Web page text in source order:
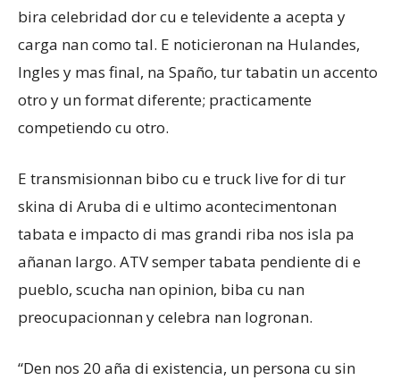
bira celebridad dor cu e televidente a acepta y
carga nan como tal. E noticieronan na Hulandes,
Ingles y mas final, na Spaño, tur tabatin un accento
otro y un format diferente; practicamente
competiendo cu otro.
E transmisionnan bibo cu e truck live for di tur
skina di Aruba di e ultimo acontecimentonan
tabata e impacto di mas grandi riba nos isla pa
añanan largo. ATV semper tabata pendiente di e
pueblo, scucha nan opinion, biba cu nan
preocupacionnan y celebra nan logronan.
“Den nos 20 aña di existencia, un persona cu sin